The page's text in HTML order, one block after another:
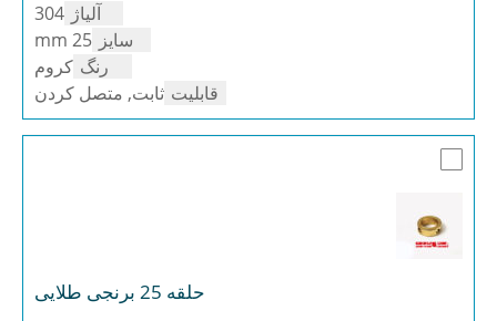
آلیاژ 304
سایز 25 mm
رنگ کروم
قابلیت ثابت, متصل کردن
حلقه 25 برنجی طلایی